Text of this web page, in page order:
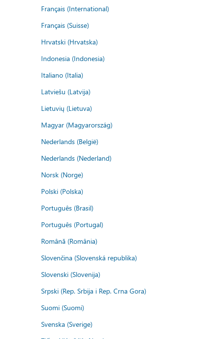
Français (International)
Français (Suisse)
Hrvatski (Hrvatska)
Indonesia (Indonesia)
Italiano (Italia)
Latviešu (Latvija)
Lietuvių (Lietuva)
Magyar (Magyarország)
Nederlands (België)
Nederlands (Nederland)
Norsk (Norge)
Polski (Polska)
Português (Brasil)
Português (Portugal)
Română (România)
Slovenčina (Slovenská republika)
Slovenski (Slovenija)
Srpski (Rep. Srbija i Rep. Crna Gora)
Suomi (Suomi)
Svenska (Sverige)